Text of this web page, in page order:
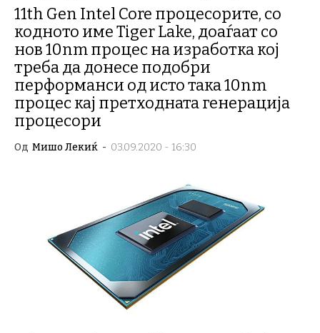
11th Gen Intel Core процесорите, со
кодното име Tiger Lake, доаѓаат со
нов 10nm процес на изработка кој
треба да донесе подобри
перформанси од исто така 10nm
процес кај претходната генерација
процесори
Од Мишо Лекиќ - 03.09.2020 - 16:30